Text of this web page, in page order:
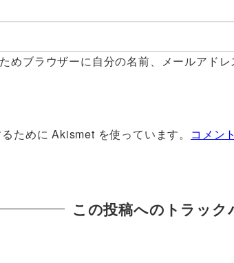
めブラウザーに自分の名前、メールアドレ
ために Akismet を使っています。 コメン
この投稿へのトラック